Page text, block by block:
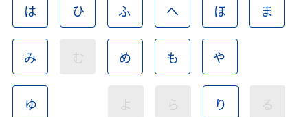
は ひ ふ へ ほ ま
み む め も や
ゆ よ ら り る